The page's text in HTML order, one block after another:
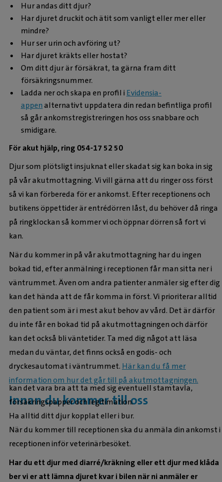
Hur andas ditt djur?
Har djuret druckit och ätit som vanligt eller mer eller
mindre?
Hur ser urin och avföring ut?
Har djuret kräkts eller hostat?
Om ditt djur är försäkrat, ta gärna fram ditt
försäkringsnummer.
Ladda ner och skapa en profil i Evidensia-
appenalternativt uppdatera din redan befintliga profil
så går ankomstregistreringen hos oss snabbare och
smidigare.
För akut hjälp, ring 054-17 52 50
Djur som plötsligt insjuknat eller skadat sig kan boka in sig
på vår akutmottagning. Vi vill gärna att du ringer oss först
så vi kan förbereda för er ankomst. Efter receptionens och
butikens öppettider är entrédörren låst, du behöver då ringa
på ringklockan så kommer vi och öppnar dörren så fort vi
kan.
När du kommer in på vår akutmottagning har du ingen
bokad tid, efter anmälning i receptionen får man sitta ner i
väntrummet. Även om andra patienter anmäler sig efter dig
kan det hända att de får komma in först. Vi prioriterar alltid
den patient som är i mest akut behov av vård. Det är därför
du inte får en bokad tid på akutmottagningen och därför
kan det också bli väntetider. Ta med dig något att läsa
medan du väntar, det finns också en godis- och
dryckesautomat i väntrummet. Här kan du få mer
information om hur det går till på akutmottagningen.
Innan du kommer till oss
kan det vara bra att ta med sig eventuell stamtavla,
försäkringspapper och legitimation.
Ha alltid ditt djur kopplat eller i bur.
När du kommer till receptionen ska du anmäla din ankomst i
receptionen inför veterinärbesöket.
Har du ett djur med diarré/kräkning eller ett djur med klåda
ber vi er att lämna djuret kvar i bilen när ni anmäler er